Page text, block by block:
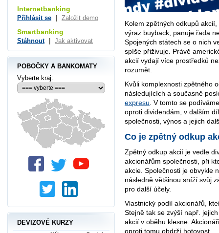
Kolem zpětných odkupů
výraz buyback, panuje řada
Spojených státech se o nich
spíše přiživuje. Právě
akcií vydají více prostředků
rozumět.
Kvůli komplexnosti zpětného
následujících a současně
expresu . V tomto se
oproti dividendám, v dalším
společnosti, výnos a jejich
Co je zpětný odkup
Zpětný odkup akcií je vedle
akcionářům společnosti, při
akcie. Společnosti je obvykle
následně většinou sníží svůj
pro další účely.
Vlastnický podíl akcionářů,
Stejně tak se zvýší např.
akcií v oběhu klesne.
oproti tomu obdrží hotovost.
Internetbanking
Přihlásit se Založit demo
Smartbanking
Stáhnout Jak aktivovat
POBOČKY A BANKOMATY
Vyberte kraj:
DEVIZOVÉ KURZY